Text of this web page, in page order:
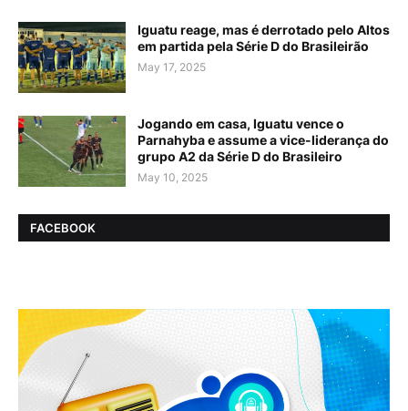
Iguatu reage, mas é derrotado pelo Altos
em partida pela Série D do Brasileirão
May 17, 2025
Jogando em casa, Iguatu vence o
Parnahyba e assume a vice-liderança do
grupo A2 da Série D do Brasileiro
May 10, 2025
FACEBOOK